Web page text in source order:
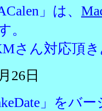
」は、
。
さん対応頂
26日
」をバ